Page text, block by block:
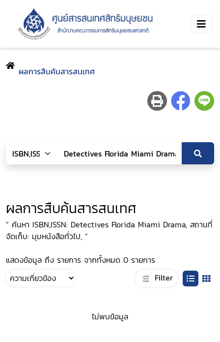
ผลการสืบค้นสารสนเทศ
ผลการสืบค้นสารสนเทศ
“ ค้นหา ISBN,ISSN: Detectives Florida Miami Drama, สถานที่
จัดเก็บ: มุมหนังสือทั่วไป, ”
แสดงข้อมูล ถึง รายการ จากทั้งหมด 0 รายการ
Filter
ไม่พบข้อมูล